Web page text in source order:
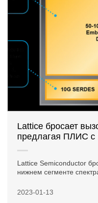
Lattice бросает
предлагая ПЛИС с
Lattice Semiconductor
нижнем сегменте
2023-01-13